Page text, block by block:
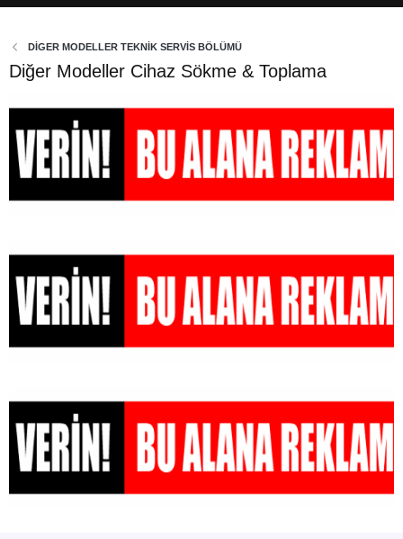
DİGER MODELLER TEKNİK SERVİS BÖLÜMÜ
Diğer Modeller Cihaz Sökme & Toplama